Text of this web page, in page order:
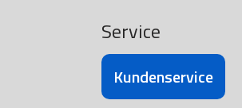
Service
Kundenservice